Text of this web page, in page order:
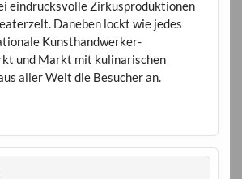
eindrucksvolle Zirkusproduktionen
Daneben lockt wie jedes
Kunsthandwerker-
und Markt mit kulinarischen
aller Welt die Besucher an.